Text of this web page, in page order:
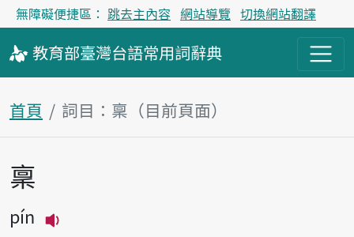
無障礙便捷區： 跳去主內容 網站導覽 切換網站翻譯
教育部臺灣台語常用詞辭典
首頁 詞目：稟（目前頁面）
主內容區塊
稟
pín